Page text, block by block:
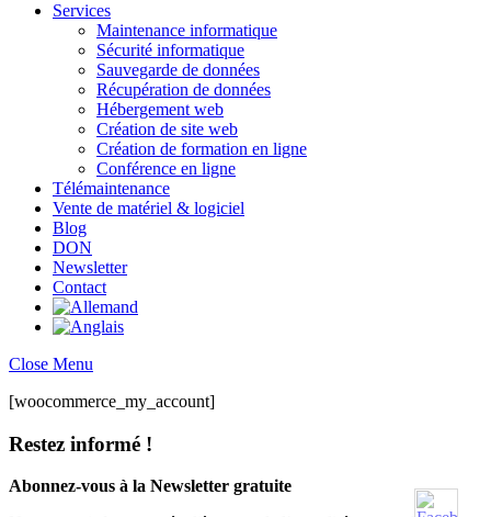
Services
Maintenance informatique
Sécurité informatique
Sauvegarde de données
Récupération de données
Hébergement web
Création de site web
Création de formation en ligne
Conférence en ligne
Télémaintenance
Vente de matériel & logiciel
Blog
DON
Newsletter
Contact
Close Menu
[woocommerce_my_account]
Restez informé !
Abonnez-vous à la Newsletter gratuite